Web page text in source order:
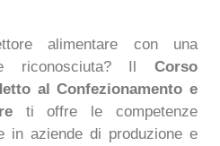
alimentare con una
riconosciuta? Il Corso
al Confezionamento e
ti offre le competenze
in aziende di produzione e